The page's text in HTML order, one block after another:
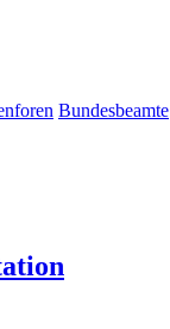
Bundesbeamte